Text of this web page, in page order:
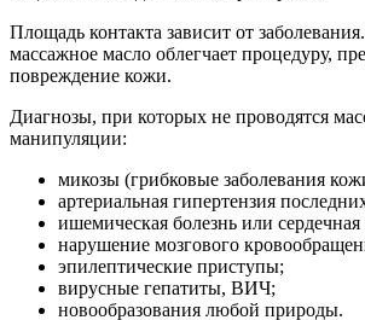
Площадь контакта зависит от
массажное масло облегчает процедуру,
повреждение кожи.
Диагнозы, при которых не проводятся
манипуляции:
микозы (грибковые заболевания
артериальная гипертензия
ишемическая болезнь или сердечная
нарушение мозгового
эпилептические приступы;
вирусные гепатиты, ВИЧ;
новообразования любой природы.